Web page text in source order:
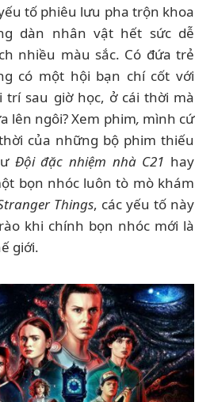
tố phiêu lưu pha trộn khoa
dàn nhân vật hết sức dễ
nhiều màu sắc. Có đứa trẻ
có một hội bạn chí cốt với
trí sau giờ học, ở cái thời mà
lên ngôi? Xem phim, mình cứ
của những bộ phim thiếu
Đội đặc nhiệm nhà C21 hay
bọn nhóc luôn tò mò khám
Things, các yếu tố này
khi chính bọn nhóc mới là
giới.